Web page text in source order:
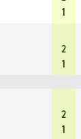
1
2
1
2
1